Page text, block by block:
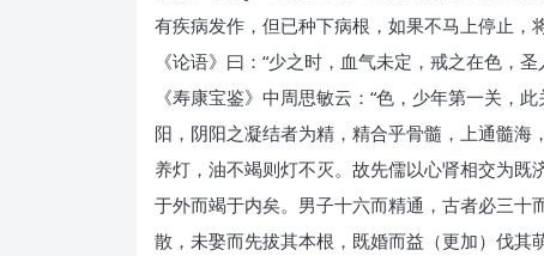
有疾病发作，但已种下病根，如果不马上停止，
《论语》曰：“少之时，血气未定，戒之在色，
《寿康宝鉴》中周思敏云：“色，少年第一关，
阳，阴阳之凝结者为精，精合乎骨髓，上通髓
养灯，油不竭则灯不灭。故先儒以心肾相交为
于外而竭于内矣。男子十六而精通，古者必三
散，未娶而先拔其本根，既婚而益（更加）伐